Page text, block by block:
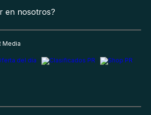
en nosotros?
Media